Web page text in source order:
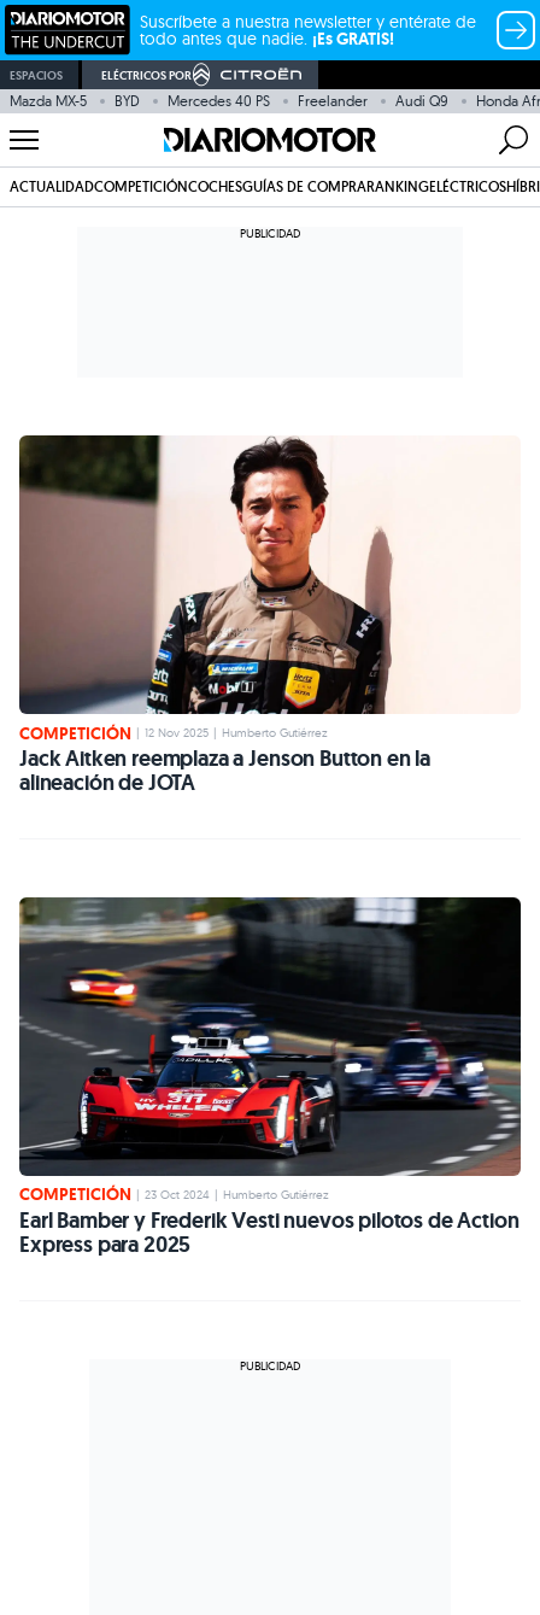
Suscríbete a nuestra newsletter y entérate de
todo antes que nadie. ¡Es GRATIS!
ESPACIOS ELÉCTRICOS POR
Mazda MX-5 BYD Mercedes 40 PS Freelander Audi Q9 Honda
ACTUALIDADCOMPETICIÓNCOCHESGUÍAS DE COMPRARANKINGELÉCTRICOS
COMPETICIÓN 12 Nov 2025 Humberto Gutiérrez
Jack Aitken reemplaza a Jenson Button en la
alineación de JOTA
COMPETICIÓN | 23 Oct 2024 | Humberto Gutiérrez
Earl Bamber y Frederik Vesti nuevos pilotos de Action
Express para 2025